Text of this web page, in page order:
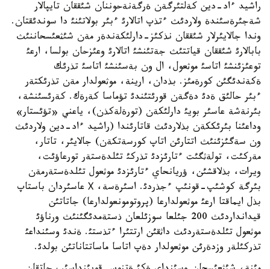
راشيد ءاد-دين كةلتئرگةن ةرگةنةحوننان شئققان تايپالار
شةجئرةسئندة ولاردئث ءتذپ اتالارئ ءبئر بولاتئنئ دا سوندئقتان.
وندا جالايئرلار شئققان نذكئز-دارلئكةندةر مةن شئثعئسحاننئث
بابالارئ شئققان قياتتئث جةتئنشئ اتالارئ وعئزحان بولسا، ارعئ
توعئزئنشئ اتاسئ موثعول، ال ون بةسئنشئ اتاسئ تذرئك
ةكةندئگئن كورةمئز. بذدان، ارينة، موثعولدار مةن تذرئكتةر
ءبئر حالئق ةدئ دةگةن قورئتئندئ تؤماسا كةرةك. كةرئسئنشة،
بئرنةشة عاسئر بويئ دارلئكةن (تورةلةكذن)، ياعني «تؤئستار»
وداعئنا بئرئككةن بذلاردئث قاتارئندا (راشيد ءاد-دين ولاردئث
ون سةگئزئنئث اتتارئن اتاپ كورسةتكةن) جالايئر، تاتار،
مةركئت، تولةثگئت ءتارئزدئ تذركئ تئلدةستةر تورعاؤئت،
ويرات، بذلاقشئن، ؤريانحاي ءتارئزدئ موثعول تئلدةستةرمةن
بئرگة كوشئپ-قونئپ ءجذردئ. اسئرةسة، Х عاسئردان باستاپ
بذل ايماقتا ارعئ موثعولدارعا (پروتومونعولدارعا) جاتاتئن
قيدانداردئث 200 جئلعا سوزئلعان ذستةمدئگئنئث ورناؤئ
موثعول تئلدةستةردئث داثقئن ارتتئرا ءتذستئ. ةندئ وسئنداعئ
تذركئلةر وزدةرئن موثعولدار دةپ اتاسا ماساتتاناتئن بولدئ.